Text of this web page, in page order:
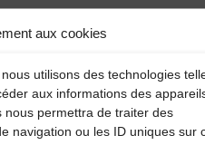
aux cookies
utilisons des technologies
aux informations des
nous permettra de traiter des
navigation ou les ID uniques sur